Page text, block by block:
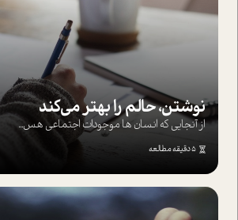
نوشتن، حالم را بهتر می‌کند
از آنجایی که انسان ها موجودات اجتماعی هس...
5 دقیقه مطالعه